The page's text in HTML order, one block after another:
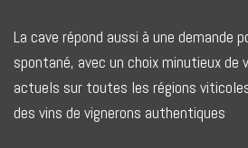
La cave répond aussi à une demande
spontané, avec un choix minutieux de
actuels sur toutes les régions
des vins de vignerons authentiques